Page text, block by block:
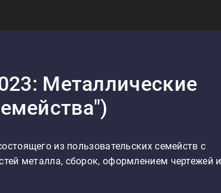
Металлические
из пользовательских семейств с
металла, сборок, оформлением чертежей и